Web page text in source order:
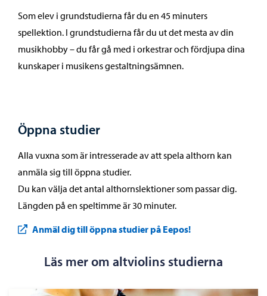
Som elev i grundstudierna får du en 45 minuters
spellektion. I grundstudierna får du ut det mesta av din
musikhobby – du får gå med i orkestrar och fördjupa dina
kunskaper i musikens gestaltningsämnen.
Öppna studier
Alla vuxna som är intresserade av att spela althorn kan
anmäla sig till öppna studier.
Du kan välja det antal althornslektioner som passar dig.
Längden på en speltimme är 30 minuter.
Anmäl dig till öppna studier på Eepos!
Läs mer om altviolins studierna